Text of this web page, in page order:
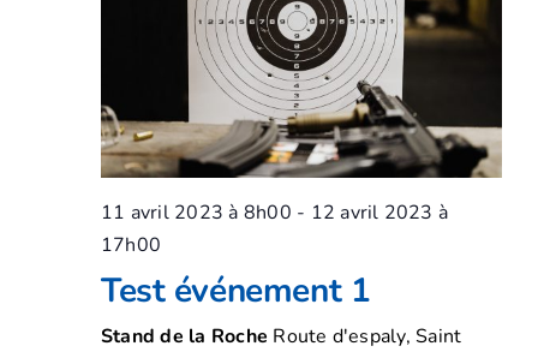
11 avril 2023 à 8h00 - 12 avril 2023 à
17h00
Test événement 1
Stand de la Roche Route d'espaly, Saint